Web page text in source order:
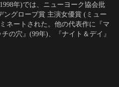
年)では、ニューヨーク協会批
ングローブ賞 主演女優賞 (ミュー
ネートされた。他の代表作に『マ
の穴』(99年)、『ナイト＆デイ』